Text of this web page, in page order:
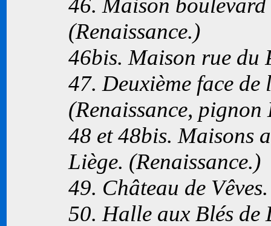
46. Maison
(Renaissance.)
46bis. Maison rue du
47. Deuxième face
(Renaissance,
48 et 48bis. Maisons
Liège. (Renaissance.)
49. Château de
50. Halle aux Blés de